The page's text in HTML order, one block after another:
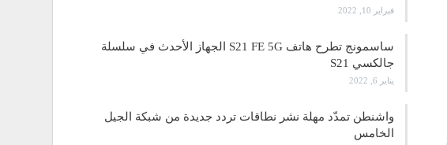
فبراير 10, 2022
ساسمونج تطرح هاتف S21 FE 5G الجهاز الأحدث في سلسلة
جالكسي S21
يناير 6, 2022
واشنطن تمدّد مهلة نشر نطاقات تردد جديدة من شبكة الجيل
الخامس